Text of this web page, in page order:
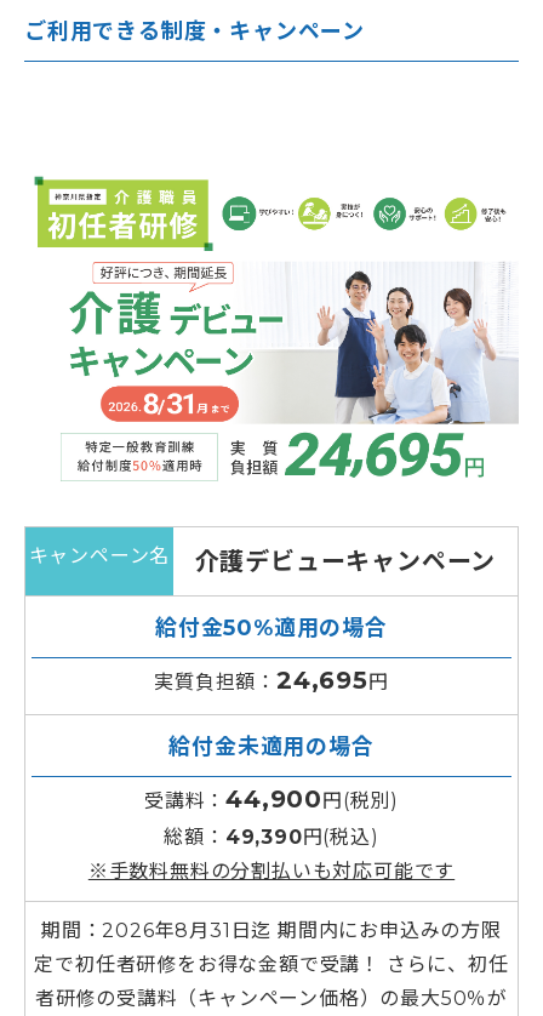
8 2026年12月1日(火)
11 2026年12月15日(火) 9:30～16:50
2026年12月18日(金) 9:30～16:50
ご利用できる制度・キャンペーン
キャンペーン名 介護デビューキャンペーン
給付金50%適用の場合
実質負担額：24,695円
給付金未適用の場合
受講料：44,900 円(税別)
総額： 49,390円(税込)
※手数料無料の分割払いも対応可能です
期間：2026年8月31日迄 期間内にお申込みの方限
定で初任者研修をお得な金額で受講！ さらに、初任
者研修の受講料（キャンペーン価格）の最大50％が